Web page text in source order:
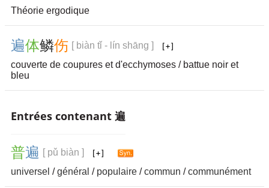
Théorie ergodique
遍体鳞伤 [ biàn tǐ - lín shāng ]
couverte de coupures et d'ecchymoses / battue noir et
bleu
Entrées contenant 遍
普遍 [ pǔ biàn ]
universel /général / populaire /commun /communément